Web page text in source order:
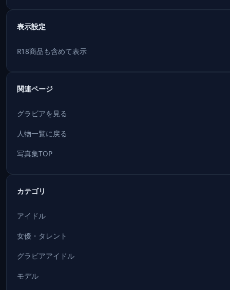
表示設定
R18商品も含めて表示
関連ページ
グラビアを見る
人物一覧に戻る
写真集TOP
カテゴリ
アイドル
女優・タレント
グラビアアイドル
モデル